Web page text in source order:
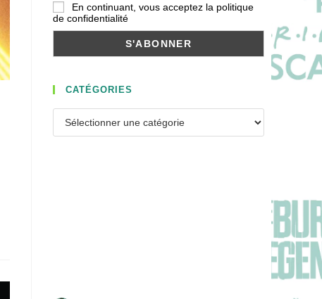
En continuant, vous acceptez la politique
de confidentialité
CATÉGORIES